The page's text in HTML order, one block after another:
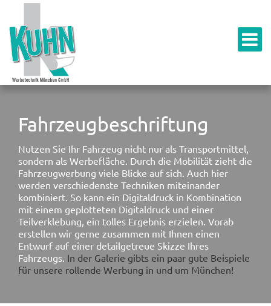
Fahrzeugbeschriftung
Nutzen Sie Ihr Fahrzeug nicht nur als Transportmittel,
sondern als Werbefläche. Durch die Mobilität zieht die
Fahrzeugwerbung viele Blicke auf sich. Auch hier
werden verschiedenste Techniken miteinander
kombiniert. So kann ein Digitaldruck in Kombination
mit einem geplotteten Digitaldruck und einer
Teilverklebung, ein tolles Ergebnis erzielen. Vorab
erstellen wir gerne zusammen mit Ihnen einen
Entwurf auf einer detailgetreue Skizze Ihres
Fahrzeugs. In der Galerie gibts ein paar gute Beispiele
für unsere rollende Werbung in und um München!